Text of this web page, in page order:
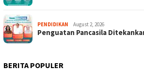
PENDIDIKAN August 2, 2026
Penguatan Pancasila
BERITA POPULER